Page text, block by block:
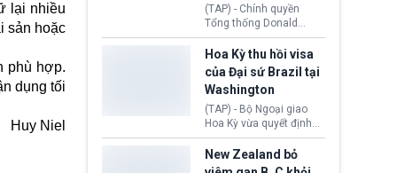
lại nhiều
sản hoặc
phù hợp.
dụng tối
Huy Niel
(TAP) - Chính quyền
Tổng thống Donald
Trump đã hoàn trả
khoảng 100 tỷ USD thuế
quan từng thu theo Đạo
luật Quyền hạn Kinh tế
Khẩn cấp Quốc tế
(IEEPA). Động thái này
diễn ra sau phán quyết
hồi tháng 2 bởi Tòa án
Tối cao Hoa Kỳ
(SCOTUS) khi tuyên bố,
Hoa Kỳ thu hồi visa
của Đại sứ Brazil tại
Washington
(TAP) - Bộ Ngoại giao
Hoa Kỳ vừa quyết định
thu hồi thị thực (visa)
của bà Maria Luiza
Ribeiro Viotti - Đại sứ
New Zealand bỏ